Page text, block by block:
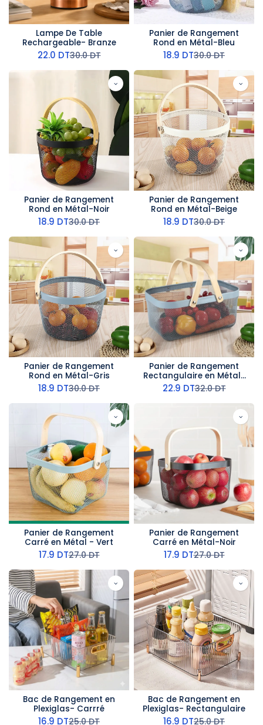
Lampe De Table
Rechargeable- Branze
22.0 DT30.0DT
Panier de Rangement
Rond en Métal-Bleu
18.9 DT30.0DT
Panier de Rangement
Rond en Métal-Noir
18.9 DT30.0DT
Panier de Rangement
Rond en Métal-Beige
18.9 DT30.0DT
Panier de Rangement
Rond en Métal-Gris
18.9 DT30.0DT
Panier de Rangement
Rectangulaire en Métal-
Gris
22.9 DT32.0DT
Panier de Rangement
Carré en Métal - Vert
17.9 DT27.0DT
Panier de Rangement
Carré en Métal-Noir
17.9 DT27.0DT
Bac de Rangement en
Plexiglas- Carrré
16.9 DT25.0DT
Bac de Rangement en
Plexiglas- Rectangulaire
16.9 DT25.0DT